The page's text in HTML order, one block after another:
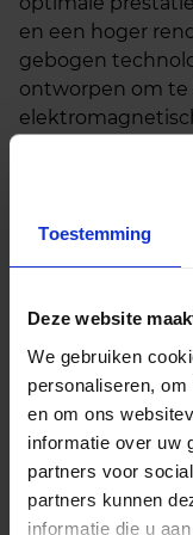
Toestemming
Deze website
We gebruiken
personaliseren,
en om ons
informatie over uw
partners voor
partners kunnen
informatie die u
en een hoger
gebogen
ontworpen om te
lampvoet die
Het einde van
Net als bij
uitgefaseerd.
overstappen op
alternatief. Geen
PL-lampen is
rechts direct een
Vanwege